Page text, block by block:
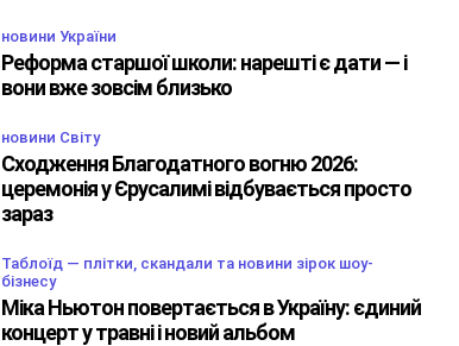
новини України
Реформа старшої школи: нарешті є дати — і
вони вже зовсім близько
новини Світу
Сходження Благодатного вогню 2026:
церемонія у Єрусалимі відбувається просто
зараз
Таблоїд — плітки, скандали та новини зірок шоу-
бізнесу
Міка Ньютон повертається в Україну: єдиний
концерт у травні і новий альбом